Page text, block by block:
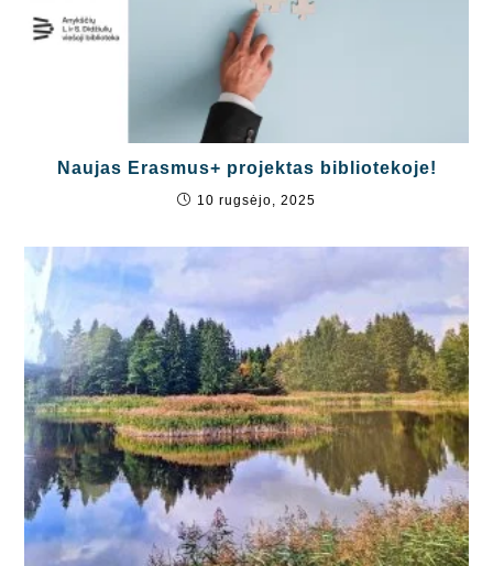
Naujas Erasmus+ projektas bibliotekoje!
10 rugsėjo, 2025